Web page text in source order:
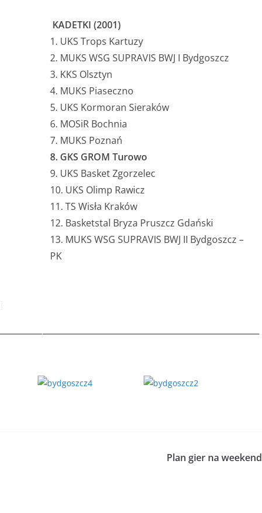
KADETKI (2001)
1. UKS Trops Kartuzy
2. MUKS WSG SUPRAVIS BWJ I Bydgoszcz
3. KKS Olsztyn
4. MUKS Piaseczno
5. UKS Kormoran Sieraków
6. MOSiR Bochnia
7. MUKS Poznań
8. GKS GROM Turowo
9. UKS Basket Zgorzelec
10. UKS Olimp Rawicz
11. TS Wisła Kraków
12. Basketstal Bryza Pruszcz Gdański
13. MUKS WSG SUPRAVIS BWJ II Bydgoszcz –
PK
Plan gier na weekend